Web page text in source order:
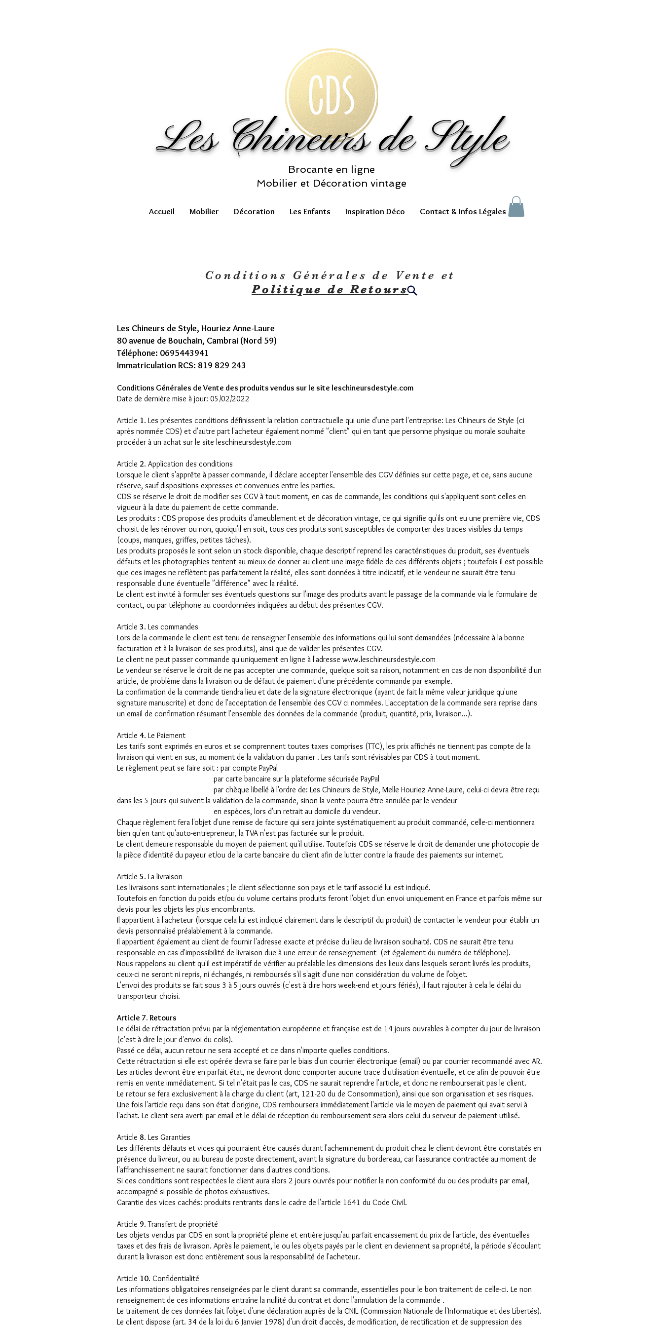
Les Chineurs de Style
Brocante en ligne
Mobilier et Décoration vintage
Accueil Mobilier Décoration Les Enfants Inspiration Déco Contact & Infos Légales
Conditions Générales de Vente et
Politique de Retours
Les Chineurs de Style, Houriez Anne-Laure
80 avenue de Bouchain, Cambrai (Nord 59)
Téléphone: 0695443941
Immatriculation RCS: 819 829 243
Conditions Générales de Vente des produits vendus sur le site leschineursdestyle.com
Date de dernière mise à jour: 05/02/2022
Article 1. Les présentes conditions définissent la relation contractuelle qui unie d'une part l'entreprise: Les Chineurs de Style (ci
après nommée CDS) et d'autre part l'acheteur également nommé "client" qui en tant que personne physique ou morale souhaite
procéder à un achat sur le site leschineursdestyle.com
Article 2. Application des conditions
Lorsque le client s'apprête à passer commande, il déclare accepter l'ensemble des CGV définies sur cette page, et ce, sans aucune
réserve, sauf dispositions expresses et convenues entre les parties.
CDS se réserve le droit de modifier ses CGV à tout moment, en cas de commande, les conditions qui s'appliquent sont celles en
vigueur à la date du paiement de cette commande.
Les produits : CDS propose des produits d'ameublement et de décoration vintage, ce qui signifie qu'ils ont eu une première vie, CDS
choisit de les rénover ou non, quoiqu'il en soit, tous ces produits sont susceptibles de comporter des traces visibles du temps
(coups, manques, griffes, petites tâches).
Les produits proposés le sont selon un stock disponible, chaque descriptif reprend les caractéristiques du produit, ses éventuels
défauts et les photographies tentent au mieux de donner au client une image fidèle de ces différents objets ; toutefois il est possible
que ces images ne reflètent pas parfaitement la réalité, elles sont données à titre indicatif, et le vendeur ne saurait être tenu
responsable d'une éventuelle "différence" avec la réalité.
Le client est invité à formuler ses éventuels questions sur l'image des produits avant le passage de la commande via le formulaire de
contact, ou par téléphone au coordonnées indiquées au début des présentes CGV.
Article 3. Les commandes
Lors de la commande le client est tenu de renseigner l'ensemble des informations qui lui sont demandées (nécessaire à la bonne
facturation et à la livraison de ses produits), ainsi que de valider les présentes CGV.
Le client ne peut passer commande qu'uniquement en ligne à l'adresse www.leschineursdestyle.com
Le vendeur se réserve le droit de ne pas accepter une commande, quelque soit sa raison, notamment en cas de non disponibilité d'un
article, de problème dans la livraison ou de défaut de paiement d'une précédente commande par exemple.
La confirmation de la commande tiendra lieu et date de la signature électronique (ayant de fait la même valeur juridique qu'une
signature manuscrite) et donc de l'acceptation de l'ensemble des CGV ci nommées. L'acceptation de la commande sera reprise dans
un email de confirmation résumant l'ensemble des données de la commande (produit, quantité, prix, livraison...).
Article 4. Le Paiement
Les tarifs sont exprimés en euros et se comprennent toutes taxes comprises (TTC), les prix affichés ne tiennent pas compte de la
livraison qui vient en sus, au moment de la validation du panier . Les tarifs sont révisables par CDS à tout moment.
Le règlement peut se faire soit : par compte PayPal
par carte bancaire sur la plateforme sécurisée PayPal
par chèque libellé à l'ordre de: Les Chineurs de Style, Melle Houriez Anne-Laure, celui-ci devra être reçu
dans les 5 jours qui suivent la validation de la commande, sinon la vente pourra être annulée par le vendeur
en espèces, lors d'un retrait au domicile du vendeur.
Chaque règlement fera l'objet d'une remise de facture qui sera jointe systématiquement au produit commandé, celle-ci mentionnera
bien qu'en tant qu'auto-entrepreneur, la TVA n'est pas facturée sur le produit.
Le client demeure responsable du moyen de paiement qu'il utilise. Toutefois CDS se réserve le droit de demander une photocopie de
la pièce d'identité du payeur et/ou de la carte bancaire du client afin de lutter contre la fraude des paiements sur internet.
Article 5. La livraison
Les livraisons sont internationales ; le client sélectionne son pays et le tarif associé lui est indiqué.
Toutefois en fonction du poids et/ou du volume certains produits feront l'objet d'un envoi uniquement en France et parfois même sur
devis pour les objets les plus encombrants.
Il appartient à l'acheteur (lorsque cela lui est indiqué clairement dans le descriptif du produit) de contacter le vendeur pour établir un
devis personnalisé préalablement à la commande.
Il appartient également au client de fournir l'adresse exacte et précise du lieu de livraison souhaité. CDS ne saurait être tenu
responsable en cas d'impossibilité de livraison due à une erreur de renseignement (et également du numéro de téléphone).
Nous rappelons au client qu'il est impératif de vérifier au préalable les dimensions des lieux dans lesquels seront livrés les produits,
ceux-ci ne seront ni repris, ni échangés, ni remboursés s'il s'agit d'une non considération du volume de l'objet.
L'envoi des produits se fait sous 3 à 5 jours ouvrés (c'est à dire hors week-end et jours fériés), il faut rajouter à cela le délai du
transporteur choisi.
Article 7. Retours
Le délai de rétractation prévu par la réglementation européenne et française est de 14 jours ouvrables à compter du jour de livraison
(c'est à dire le jour d'envoi du colis).
Passé ce délai, aucun retour ne sera accepté et ce dans n'importe quelles conditions.
Cette rétractation si elle est opérée devra se faire par le biais d'un courrier électronique (email) ou par courrier recommandé avec AR.
Les articles devront être en parfait état, ne devront donc comporter aucune trace d'utilisation éventuelle, et ce afin de pouvoir être
remis en vente immédiatement. Si tel n'était pas le cas, CDS ne saurait reprendre l'article, et donc ne rembourserait pas le client.
Le retour se fera exclusivement à la charge du client (art, 121-20 du de Consommation), ainsi que son organisation et ses risques.
Une fois l'article reçu dans son état d'origine, CDS remboursera immédiatement l'article via le moyen de paiement qui avait servi à
l'achat. Le client sera averti par email et le délai de réception du remboursement sera alors celui du serveur de paiement utilisé.
Article 8. Les Garanties
Les différents défauts et vices qui pourraient être causés durant l'acheminement du produit chez le client devront être constatés en
présence du livreur, ou au bureau de poste directement, avant la signature du bordereau, car l'assurance contractée au moment de
l'affranchissement ne saurait fonctionner dans d'autres conditions.
Si ces conditions sont respectées le client aura alors 2 jours ouvrés pour notifier la non conformité du ou des produits par email,
accompagné si possible de photos exhaustives.
Garantie des vices cachés: produits rentrants dans le cadre de l'article 1641 du Code Civil.
Article 9. Transfert de propriété
Les objets vendus par CDS en sont la propriété pleine et entière jusqu'au parfait encaissement du prix de l'article, des éventuelles
taxes et des frais de livraison. Après le paiement, le ou les objets payés par le client en deviennent sa propriété, la période s'écoulant
durant la livraison est donc entièrement sous la responsabilité de l'acheteur.
Article 10. Confidentialité
Les informations obligatoires renseignées par le client durant sa commande, essentielles pour le bon traitement de celle-ci. Le non
renseignement de ces informations entraîne la nullité du contrat et donc l'annulation de la commande .
Le traitement de ces données fait l'objet d'une déclaration auprès de la CNIL (Commission Nationale de l'Informatique et des Libertés).
Le client dispose (art. 34 de la loi du 6 Janvier 1978) d'un droit d'accès, de modification, de rectification et de suppression des